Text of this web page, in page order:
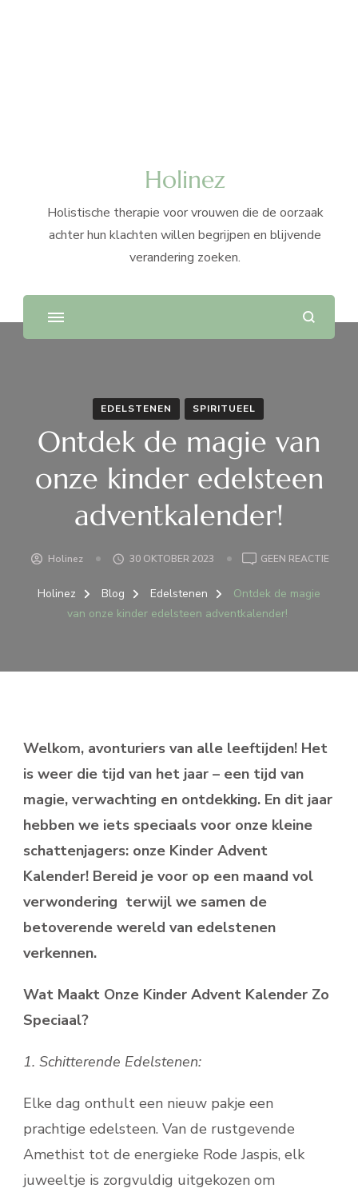
Holinez
Holistische therapie voor vrouwen die de oorzaak
achter hun klachten willen begrijpen en blijvende
verandering zoeken.
EDELSTENEN SPIRITUEEL
Ontdek de magie van
onze kinder edelsteen
adventkalender!
Holinez 30 OKTOBER 2023 GEEN REACTIEOP
Holinez Blog Edelstenen
Ontdek de magie
van onze kinder edelsteen adventkalender!
Welkom, avonturiers van alle leeftijden! Het
is weer die tijd van het jaar – een tijd van
magie, verwachting en ontdekking. En dit jaar
hebben we iets speciaals voor onze kleine
schattenjagers: onze Kinder Advent
Kalender! Bereid je voor op een maand vol
verwondering terwijl we samen de
betoverende wereld van edelstenen
verkennen.
Wat Maakt Onze Kinder Advent Kalender Zo
Speciaal?
1. Schitterende Edelstenen:
Elke dag onthult een nieuw pakje een
prachtige edelsteen. Van de rustgevende
Amethist tot de energieke Rode Jaspis, elk
juweeltje is zorgvuldig uitgekozen om